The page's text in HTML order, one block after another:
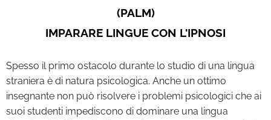
(PALM)
IMPARARE LINGUE CON L'IPNOSI
Spesso il primo ostacolo durante lo studio di una lingua
straniera è di natura psicologica. Anche un ottimo
insegnante non può risolvere i problemi psicologici che ai
suoi studenti impediscono di dominare una lingua